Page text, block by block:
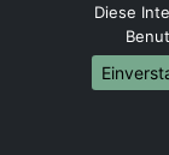
Umzug von
Umzug von
Umzug von
Umzug von
Diese